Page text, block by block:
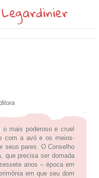
mais poderoso e cruel
com a avó e os meios-
seus pares. O Conselho
que precisa ser domada
anos – época em
em que seu dom